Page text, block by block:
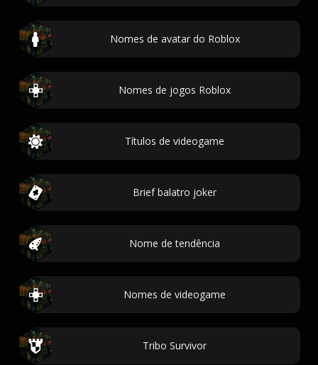
Nomes de avatar do Roblox
Nomes de jogos Roblox
Títulos de videogame
Brief balatro joker
Nome de tendência
Nomes de videogame
Tribo Survivor